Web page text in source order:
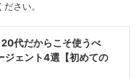
さい。
20代だからこそ使うべ
ジェント4選【初めての